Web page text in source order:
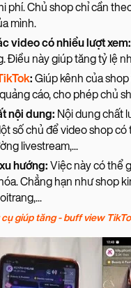
phí. Chủ shop chỉ cần
mình.
video có nhiều lượt xem:
Điều này giúp tăng tỷ lệ
: Giúp kênh của
cáo, cho phép chủ
nội dung: Nội dung chất
số chủ để video shop
livestream,...
hướng: Việc này có thể
Chẳng hạn như shop
giúp tăng - buff view